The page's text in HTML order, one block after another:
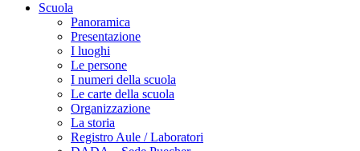
Scuola
Panoramica
Presentazione
I luoghi
Le persone
I numeri della scuola
Le carte della scuola
Organizzazione
La storia
Registro Aule / Laboratori